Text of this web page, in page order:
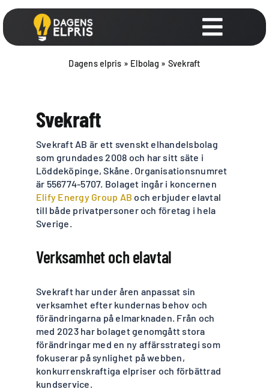
Fortsätt
till
innehållet
Toggle
Elavtal
Billig el
Dagens elpris » Elbolag » Svekraft
Svekraft
Svekraft AB är ett svenskt elhandelsbolag
som grundades 2008 och har sitt säte i
Löddeköpinge, Skåne. Organisationsnumret
är 556774-5707. Bolaget ingår i koncernen
Elify Energy Group AB och erbjuder elavtal
till både privatpersoner och företag i hela
Sverige.
Verksamhet och elavtal
Svekraft har under åren anpassat sin
verksamhet efter kundernas behov och
förändringarna på elmarknaden. Från och
med 2023 har bolaget genomgått stora
förändringar med en ny affärsstrategi som
fokuserar på synlighet på webben,
konkurrenskraftiga elpriser och förbättrad
kundservice.